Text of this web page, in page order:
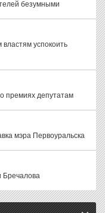
безумными
успокоить
премиях депутатам
мэра Первоуральска
Бречалова